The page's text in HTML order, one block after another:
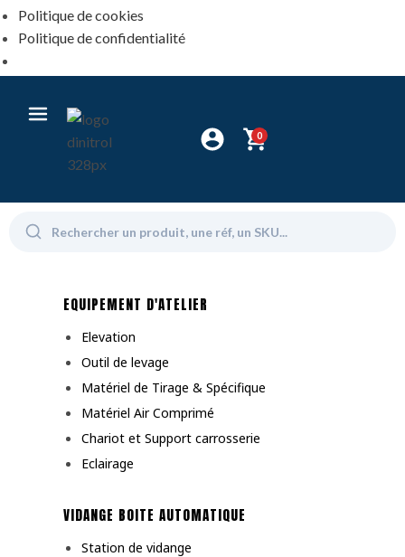
Politique de cookies
Politique de confidentialité
0
EQUIPEMENT D'ATELIER
Elevation
Outil de levage
Matériel de Tirage & Spécifique
Matériel Air Comprimé
Chariot et Support carrosserie
Eclairage
VIDANGE BOITE AUTOMATIQUE
Station de vidange